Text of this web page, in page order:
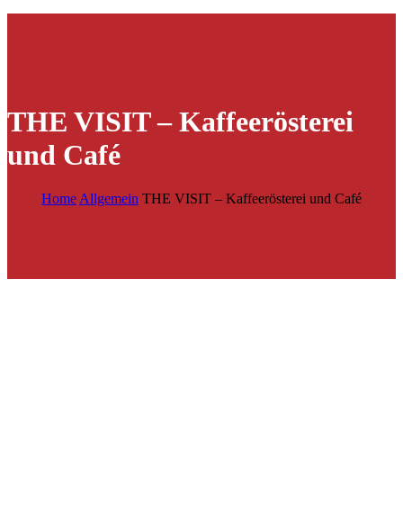
THE VISIT – Kaffeerösterei
und Café
Home Allgemein THE VISIT – Kaffeerösterei und Café